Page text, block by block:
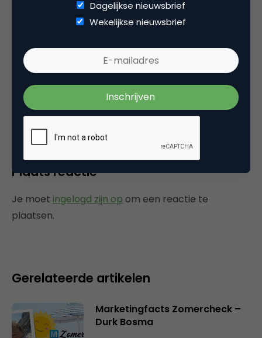
Media
Tags
mobile marketing, sms marketing
Plaats reactie
Je moet ingelogd zijn op om een reactie te
plaatsen.
Gerelateerde artikelen
Marketingfacts Zomercheck –
Durk Bosma
Dagelijkse nieuwsbrief
Wekelijkse nieuwsbrief